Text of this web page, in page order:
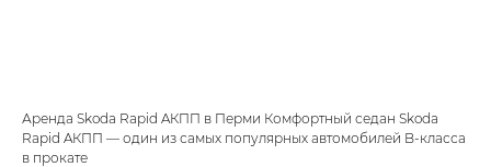
Аренда Skoda Rapid AКПП в Перми Комфортный седан Skoda
Rapid AКПП — один из самых популярных автомобилей B-класса
в прокате